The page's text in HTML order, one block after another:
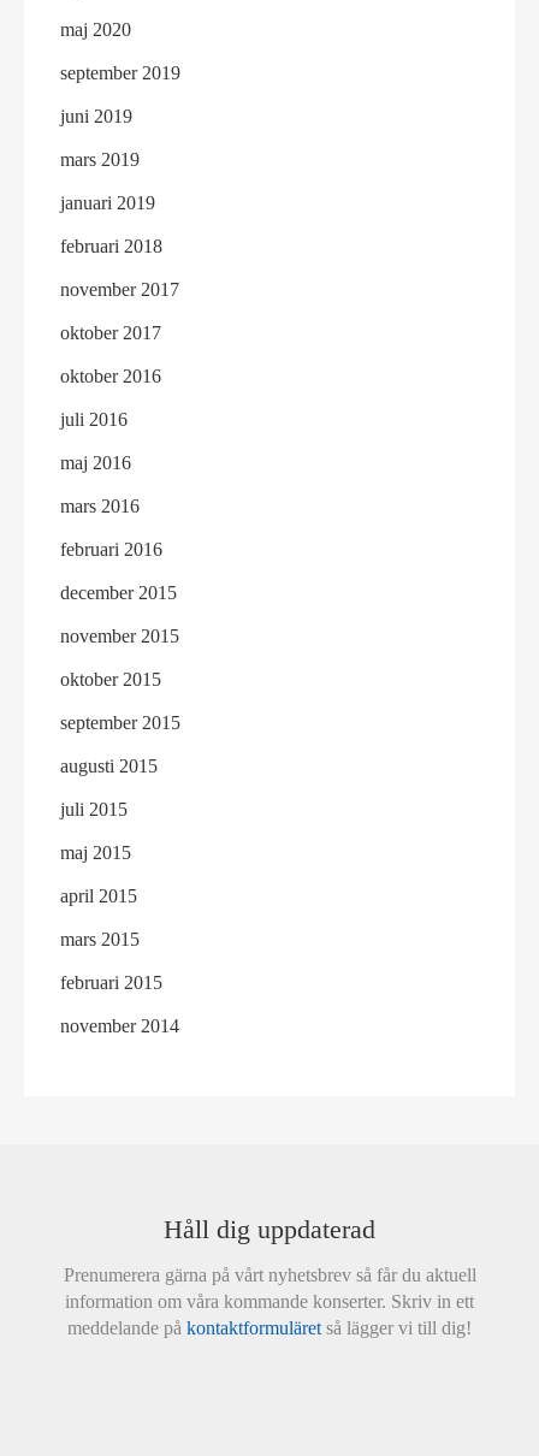
maj 2020
september 2019
juni 2019
mars 2019
januari 2019
februari 2018
november 2017
oktober 2017
oktober 2016
juli 2016
maj 2016
mars 2016
februari 2016
december 2015
november 2015
oktober 2015
september 2015
augusti 2015
juli 2015
maj 2015
april 2015
mars 2015
februari 2015
november 2014
Håll dig uppdaterad
Prenumerera gärna på vårt nyhetsbrev så får du aktuell
information om våra kommande konserter. Skriv in ett
meddelande på kontaktformuläret så lägger vi till dig!